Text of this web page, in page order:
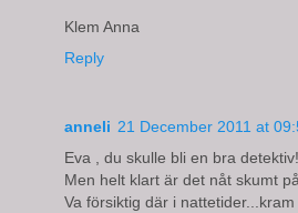
Klem Anna
Reply
anneli 21 December 2011 at
Eva , du skulle bli en bra
Men helt klart är det nåt skumt
Va försiktig där i nattetider...kram